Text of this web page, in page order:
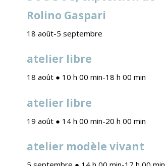
Rolino Gaspari
18 août-5 septembre
atelier libre
18 août ● 10 h 00 min-18 h 00 min
atelier libre
19 août ● 14 h 00 min-20 h 00 min
atelier modèle vivant